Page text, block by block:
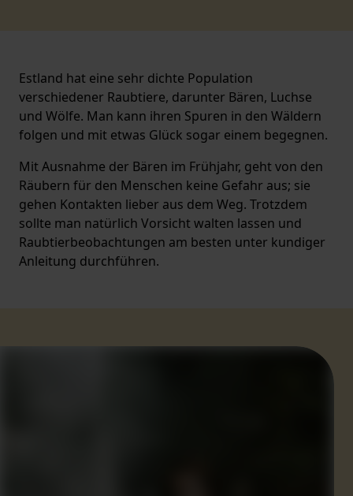
Estland hat eine sehr dichte Population
verschiedener Raubtiere, darunter Bären, Luchse
und Wölfe. Man kann ihren Spuren in den Wäldern
folgen und mit etwas Glück sogar einem begegnen.
Mit Ausnahme der Bären im Frühjahr, geht von den
Räubern für den Menschen keine Gefahr aus; sie
gehen Kontakten lieber aus dem Weg. Trotzdem
sollte man natürlich Vorsicht walten lassen und
Raubtierbeobachtungen am besten unter kundiger
Anleitung durchführen.